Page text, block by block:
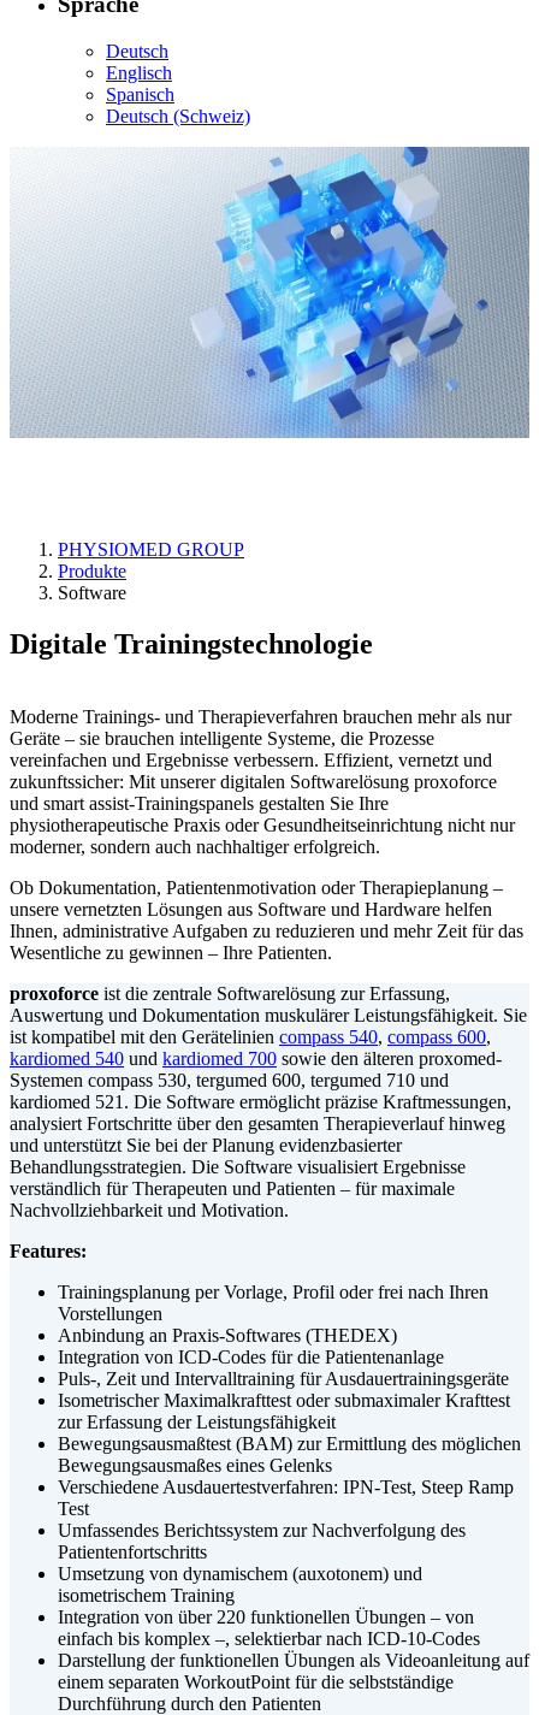
Deutsch
Englisch
Spanisch
Deutsch (Schweiz)
PHYSIOMED GROUP
Produkte
Software
Digitale Trainingstechnologie
Moderne Trainings- und Therapieverfahren brauchen mehr als nur
Geräte – sie brauchen intelligente Systeme, die Prozesse
vereinfachen und Ergebnisse verbessern. Effizient, vernetzt und
zukunftssicher: Mit unserer digitalen Softwarelösung proxoforce
und smart assist-Trainingspanels gestalten Sie Ihre
physiotherapeutische Praxis oder Gesundheitseinrichtung nicht nur
moderner, sondern auch nachhaltiger erfolgreich.
Ob Dokumentation, Patientenmotivation oder Therapieplanung –
unsere vernetzten Lösungen aus Software und Hardware helfen
Ihnen, administrative Aufgaben zu reduzieren und mehr Zeit für das
Wesentliche zu gewinnen – Ihre Patienten.
proxoforce ist die zentrale Softwarelösung zur Erfassung,
Auswertung und Dokumentation muskulärer Leistungsfähigkeit. Sie
ist kompatibel mit den Gerätelinien compass 540, compass 600,
kardiomed 540 und kardiomed 700 sowie den älteren proxomed-
Systemen compass 530, tergumed 600, tergumed 710 und
kardiomed 521. Die Software ermöglicht präzise Kraftmessungen,
analysiert Fortschritte über den gesamten Therapieverlauf hinweg
und unterstützt Sie bei der Planung evidenzbasierter
Behandlungsstrategien. Die Software visualisiert Ergebnisse
verständlich für Therapeuten und Patienten – für maximale
Nachvollziehbarkeit und Motivation.
Features:
Trainingsplanung per Vorlage, Profil oder frei nach Ihren
Vorstellungen
Anbindung an Praxis-Softwares (THEDEX)
Integration von ICD-Codes für die Patientenanlage
Puls-, Zeit und Intervalltraining für Ausdauertrainingsgeräte
Isometrischer Maximalkrafttest oder submaximaler Krafttest
zur Erfassung der Leistungsfähigkeit
Bewegungsausmaßtest (BAM) zur Ermittlung des möglichen
Bewegungsausmaßes eines Gelenks
Verschiedene Ausdauertestverfahren: IPN-Test, Steep Ramp
Test
Umfassendes Berichtssystem zur Nachverfolgung des
Patientenfortschritts
Umsetzung von dynamischem (auxotonem) und
isometrischem Training
Integration von über 220 funktionellen Übungen – von
einfach bis komplex –, selektierbar nach ICD-10-Codes
Darstellung der funktionellen Übungen als Videoanleitung auf
einem separaten WorkoutPoint für die selbstständige
Durchführung durch den Patienten